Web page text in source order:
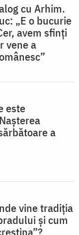
cu Arhim.
„E o bucurie
avem sfinți
vene a
este
a
vine tradiția
și cum